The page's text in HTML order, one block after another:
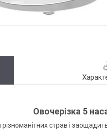
Овочерізка 5
страв і